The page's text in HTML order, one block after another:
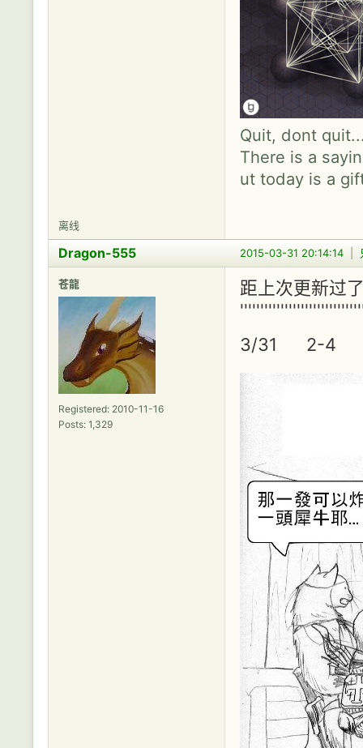
Quit, dont
There is a
ut today is a
离线
2015-03-31 20:14:14
Dragon-555
苍龍
Registered: 2010-11-16
Posts: 1,329
距上次更新过
3/31 2-4